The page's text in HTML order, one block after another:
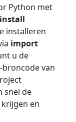
Python met
installeren
import
u de
-broncode van
snel de
en